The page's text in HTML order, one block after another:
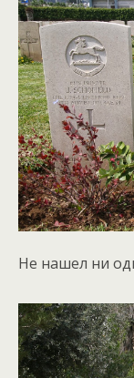
Не нашел ни